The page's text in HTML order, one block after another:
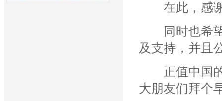
在此，感谢
同时也希望
及支持，并且
正值中国的
大朋友们拜个